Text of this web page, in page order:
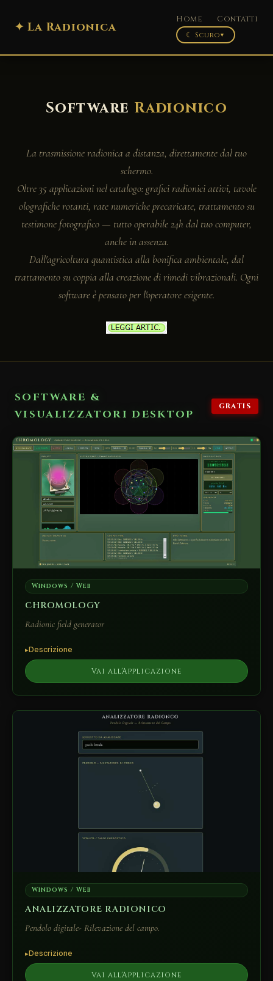
✦ La Radionica
Home Contatti
☾ Scuro▼
Software Radionico
La trasmissione radionica a distanza, direttamente dal tuo
schermo.
Oltre 35 applicazioni nel catalogo: grafici radionici attivi, tavole
olografiche rotanti, rate numeriche precaricate, trattamento su
testimone fotografico — tutto operabile 24h dal tuo computer,
anche in assenza.
Dall'agricoltura quantistica alla bonifica ambientale, dal
trattamento su coppia alla creazione di rimedi vibrazionali. Ogni
software è pensato per l'operatore esigente.
SOFTWARE &
VISUALIZZATORI DESKTOP
GRATIS
Windows / Web
CHROMOLOGY
Radionic field generator
Descrizione
Vai all'Applicazione
Windows / Web
ANALIZZATORE RADIONICO
Pendolo digitale- Rilevazione del campo.
Descrizione
Vai all'Applicazione